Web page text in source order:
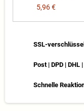
5,96 €
SSL-
Post | DPD | DHL
Schnelle